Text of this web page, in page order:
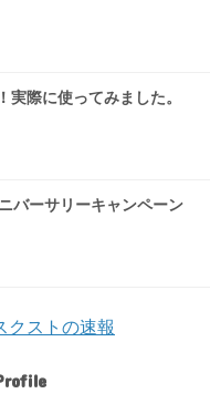
実際に使ってみました。
バーサリーキャンペーン
クストの速報